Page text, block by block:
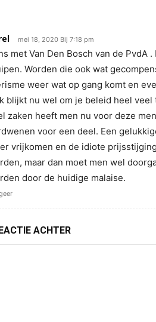
mei 18, 2020 Bij 7:18 pm
met Van Den Bosch van de PvdA
Worden die ook wat
weer wat op gang komt en
blijkt nu wel om je beleid heel
zaken heeft men nu voor deze
voor een deel. Een
vrijkomen en de idiote
maar dan moet men wel
door de huidige malaise.
ACHTER